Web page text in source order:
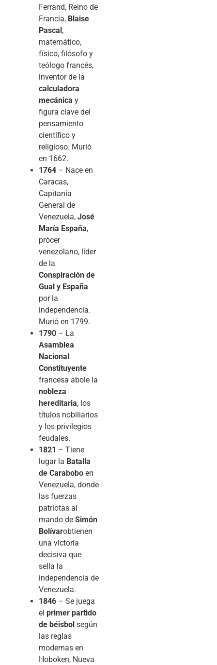
Ferrand, Reino de
Francia, Blaise
Pascal,
matemático,
físico, filósofo y
teólogo francés,
inventor de la
calculadora
mecánica y
figura clave del
pensamiento
científico y
religioso. Murió
en 1662.
1764 – Nace en
Caracas,
Capitanía
General de
Venezuela, José
María España,
prócer
venezolano, líder
de la
Conspiración de
Gual y España
por la
independencia.
Murió en 1799.
1790 – La
Asamblea
Nacional
Constituyente
francesa abole la
nobleza
hereditaria, los
títulos nobiliarios
y los privilegios
feudales.
1821 – Tiene
lugar la Batalla
de Carabobo en
Venezuela, donde
las fuerzas
patriotas al
mando de Simón
Bolívarobtienen
una victoria
decisiva que
sella la
independencia de
Venezuela.
1846 – Se juega
el primer partido
de béisbol según
las reglas
modernas en
Hoboken, Nueva